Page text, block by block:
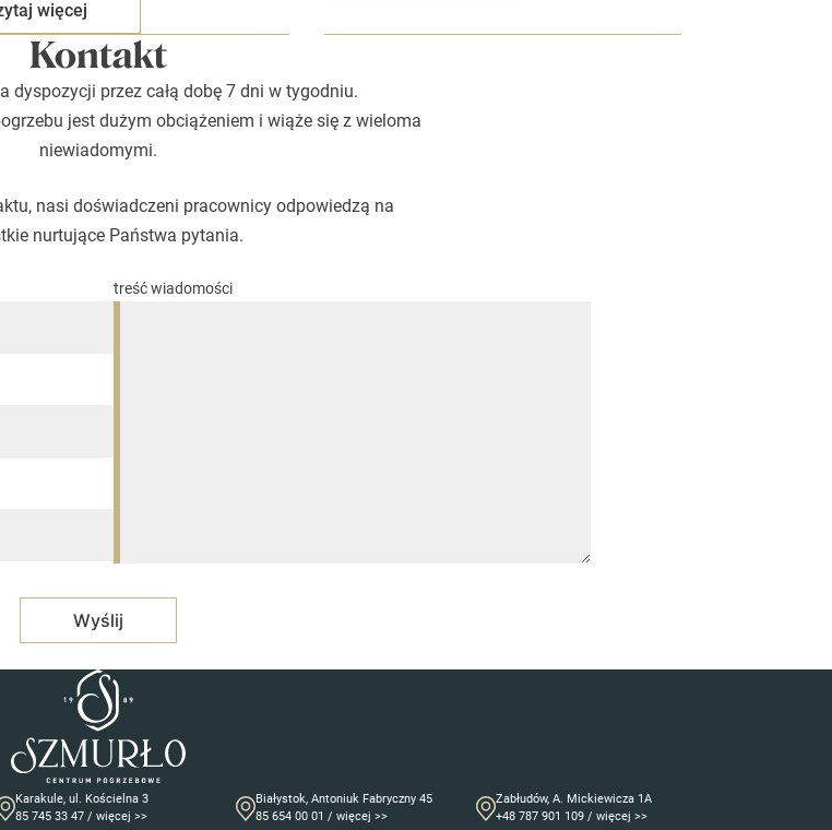
więcej
Kontakt
dyspozycji przez całą dobę 7 dni w tygodniu.
jest dużym obciążeniem i wiąże się z wieloma
niewiadomymi.
nasi doświadczeni pracownicy odpowiedzą na
nurtujące Państwa pytania.
treść wiadomości
Karakule, ul. Kościelna 3
85 745 33 47 / więcej >>
Białystok, Antoniuk Fabryczny 45
85 654 00 01 / więcej >>
Zabłudów, A. Mickiewicza 1A
+48 787 901 109 / więcej >>